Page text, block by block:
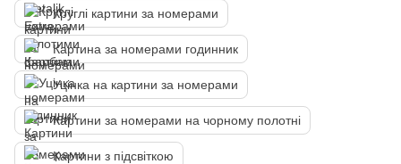
Круглі картини за номерами
Картина за номерами годинник
Уцінка на картини за номерами
Картини за номерами на чорному полотні
Картини з підсвіткою